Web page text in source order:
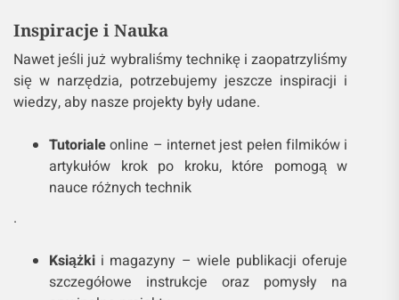
Inspiracje i Nauka
Nawet jeśli już wybraliśmy technikę i zaopatrzyliśmy
się w narzędzia, potrzebujemy jeszcze inspiracji i
wiedzy, aby nasze projekty były udane.
Tutorialeonline – internet jest pełen filmików i
artykułów krok po kroku, które pomogą w
nauce różnych technik
.
Książki i magazyny – wiele publikacji oferuje
szczegółowe instrukcje oraz pomysły na